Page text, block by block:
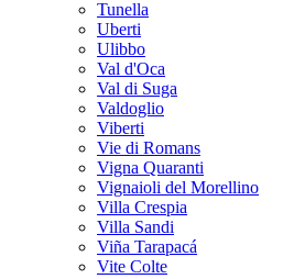
Tunella
Uberti
Ulibbo
Val d'Oca
Val di Suga
Valdoglio
Viberti
Vie di Romans
Vigna Quaranti
Vignaioli del Morellino
Villa Crespia
Villa Sandi
Viña Tarapacá
Vite Colte